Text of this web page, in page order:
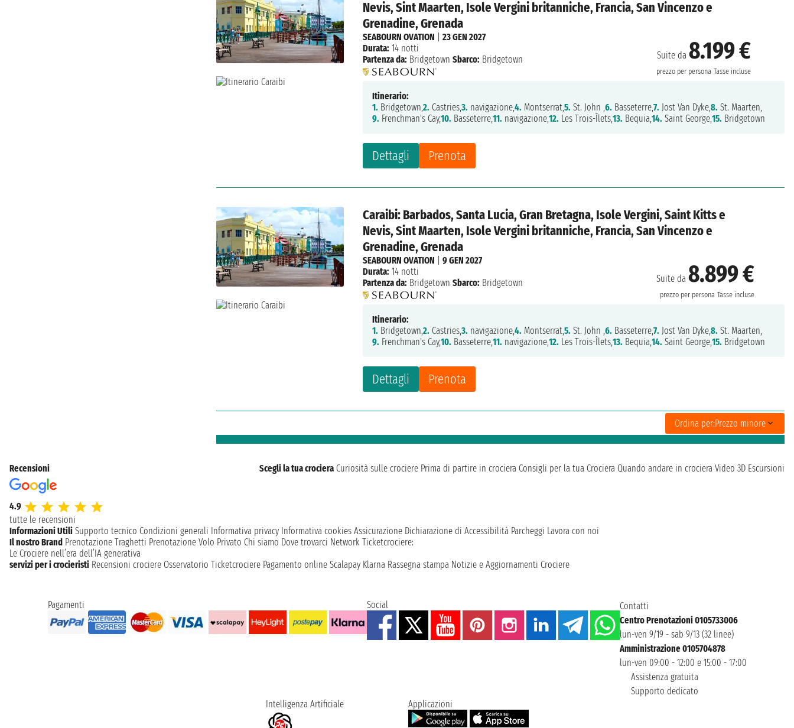
Nevis, Sint Maarten, Isole Vergini britanniche, Francia, San Vincenzo e
Grenadine, Grenada
Suite da8.199 €
prezzo per persona Tasse incluse
Dettagli Prenota
SEABOURN OVATION |23 GEN 2027
Durata: 14 notti
Partenza da: Bridgetown Sbarco: Bridgetown
Itinerario:
1. Bridgetown,2. Castries,3. navigazione,4. Montserrat,5. St. John ,6. Basseterre,7. Jost Van Dyke,8. St. Maarten,
9. Frenchman's Cay,10. Basseterre,11. navigazione,12. Les Trois-Îlets,13. Bequia,14. Saint George,15. Bridgetown
Caraibi: Barbados, Santa Lucia, Gran Bretagna, Isole Vergini, Saint Kitts e
Nevis, Sint Maarten, Isole Vergini britanniche, Francia, San Vincenzo e
Grenadine, Grenada
Suite da8.899 €
prezzo per persona Tasse incluse
Dettagli Prenota
SEABOURN OVATION |9 GEN 2027
Durata: 14 notti
Partenza da: Bridgetown Sbarco: Bridgetown
Itinerario:
1. Bridgetown,2. Castries,3. navigazione,4. Montserrat,5. St. John ,6. Basseterre,7. Jost Van Dyke,8. St. Maarten,
9. Frenchman's Cay,10. Basseterre,11. navigazione,12. Les Trois-Îlets,13. Bequia,14. Saint George,15. Bridgetown
Ordina per:Prezzo minore
Recensioni
4.9
tutte le recensioni
Scegli la tua crociera Curiosità sulle crociere Prima di partire in crociera Consigli per la tua Crociera Quando andare in crociera Video 3D Escursioni
Informazioni Utili Supporto tecnico Condizioni generali Informativa privacy Informativa cookies Assicurazione Dichiarazione di Accessibilità Parcheggi Lavora con noi
Il nostro Brand Prenotazione Traghetti Prenotazione Volo Privato Chi siamo Dove trovarci Network Ticketcrociere:
Le Crociere nell’era dell’IA generativa
servizi per i crocieristi Recensioni crociere Osservatorio Ticketcrociere Pagamento online Scalapay Klarna Rassegna stampa Notizie e Aggiornamenti Crociere
Pagamenti Social
Contatti
Centro Prenotazioni 0105733006
lun-ven 9/19 - sab 9/13 (32 linee)
Amministrazione 0105704878
lun-ven 09:00 - 12:00 e 15:00 - 17:00
Assistenza gratuita
Supporto dedicato
Intelligenza Artificiale
Applicazioni